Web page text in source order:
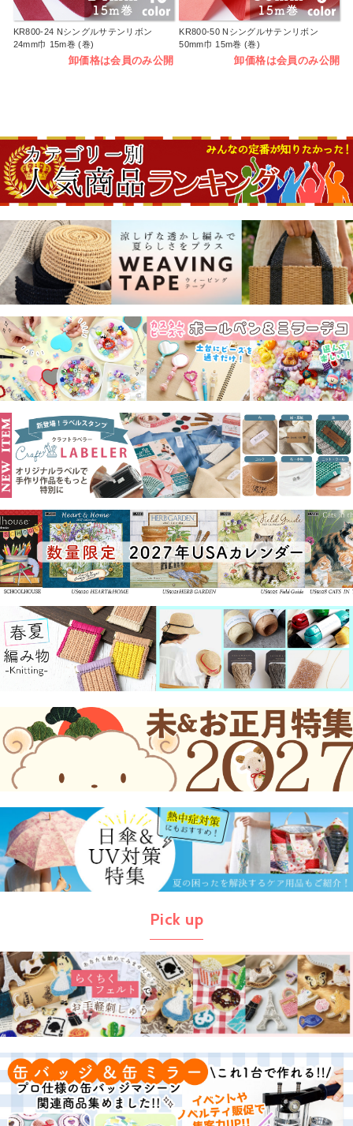
KR800-24 Nシングルサテンリボン
24mm巾 15m巻 (巻)
卸価格は会員のみ公開
KR800-50 Nシングルサテンリボン
50mm巾 15m巻 (巻)
卸価格は会員のみ公開
Pick up